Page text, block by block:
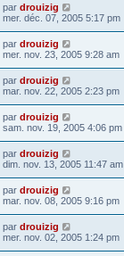
par drouizig
mer. déc. 07, 2005 5:17 pm
par drouizig
mer. nov. 23, 2005 9:28 am
par drouizig
mar. nov. 22, 2005 2:23 pm
par drouizig
sam. nov. 19, 2005 4:06 pm
par drouizig
dim. nov. 13, 2005 11:47 am
par drouizig
mar. nov. 08, 2005 9:16 pm
par drouizig
mer. nov. 02, 2005 1:24 pm